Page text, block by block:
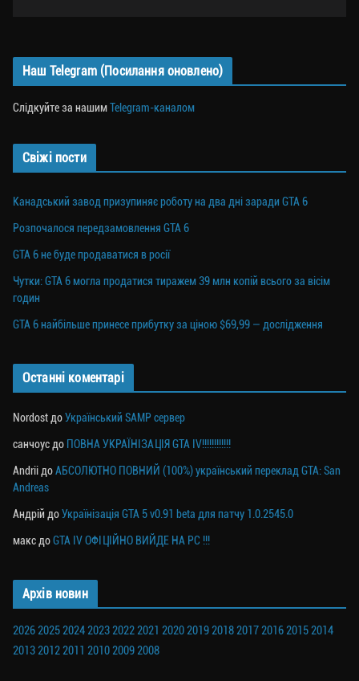
Наш Telegram (Посилання оновлено)
Слідкуйте за нашимTelegram-каналом
Свіжі пости
Канадський завод призупиняє роботу на два дні заради GTA 6
Розпочалося передзамовлення GTA 6
GTA 6 не буде продаватися в росії
Чутки: GTA 6 могла продатися тиражем 39 млн копій всього за вісім
годин
GTA 6 найбільше принесе прибутку за ціною $69,99 — дослідження
Останні коментарі
Nordost доУкраїнський SAMP сервер
санчоус до ПОВНА УКРАЇНІЗАЦІЯ GTA IV!!!!!!!!!!!!
Andrii доАБСОЛЮТНО ПОВНИЙ (100%) український переклад GTA: San
Andreas
Андрій доУкраїнізація GTA 5 v0.91 beta для патчу 1.0.2545.0
макс доGTA IV ОФІЦІЙНО ВИЙДЕ НА PC !!!
Архів новин
202620252024202320222021 2020201920182017201620152014
201320122011 201020092008